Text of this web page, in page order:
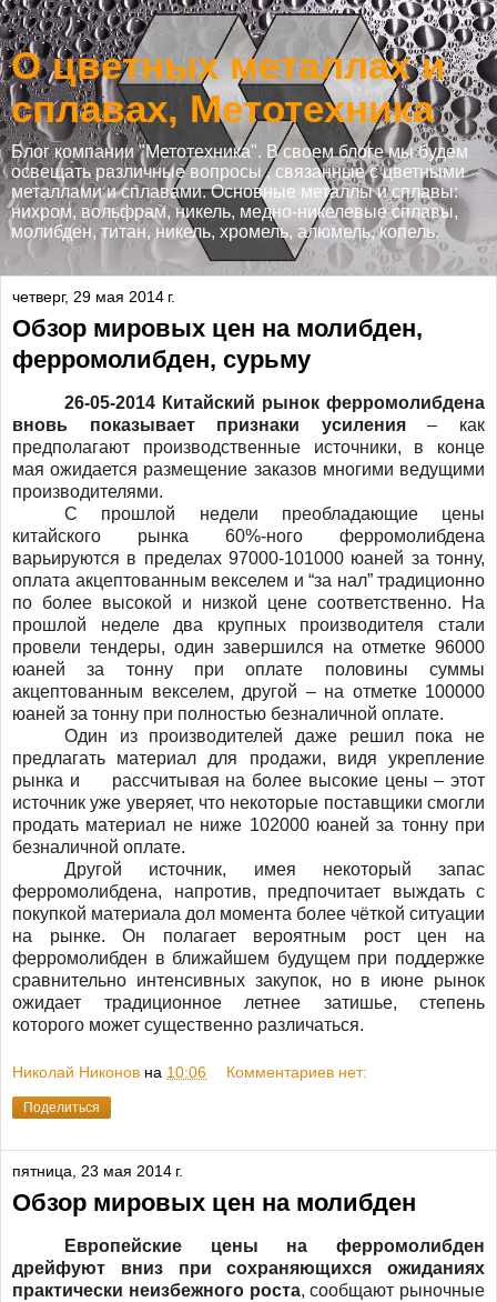
О цветных металлах и
сплавах, Метотехника
Блог компании "Метотехника". В своем блоге мы будем
освещать различные вопросы , связанные с цветными
металлами и сплавами. Основные металлы и сплавы:
нихром, вольфрам, никель, медно-никелевые сплавы,
молибден, титан, никель, хромель, алюмель, копель.
четверг, 29 мая 2014 г.
Обзор мировых цен на молибден,
ферромолибден, сурьму
26-05-2014 Китайский рынок ферромолибдена
вновь показывает признаки усиления– как
предполагают производственные источники, в конце
мая ожидается размещение заказов многими ведущими
производителями.
С прошлой недели преобладающие цены
китайского рынка 60%-ного ферромолибдена
варьируются в пределах 97000-101000 юаней за тонну,
оплата акцептованным векселем и “за нал” традиционно
по более высокой и низкой цене соответственно. На
прошлой неделе два крупных производителя стали
провели тендеры, один завершился на отметке 96000
юаней за тонну при оплате половины суммы
акцептованным векселем, другой – на отметке 100000
юаней за тонну при полностью безналичной оплате.
Один из производителей даже решил пока не
предлагать материал для продажи, видя укрепление
рынка и рассчитывая на более высокие цены – этот
источник уже уверяет, что некоторые поставщики смогли
продать материал не ниже 102000 юаней за тонну при
безналичной оплате.
Другой источник, имея некоторый запас
ферромолибдена, напротив, предпочитает выждать с
покупкой материала дол момента более чёткой ситуации
на рынке. Он полагает вероятным рост цен на
ферромолибден в ближайшем будущем при поддержке
сравнительно интенсивных закупок, но в июне рынок
ожидает традиционное летнее затишье, степень
которого может существенно различаться.
Николай Никонов на 10:06 Комментариев нет:
Поделиться
пятница, 23 мая 2014 г.
Обзор мировых цен на молибден
Европейские цены на ферромолибден
дрейфуют вниз при сохраняющихся ожиданиях
практически неизбежного роста, сообщают рыночные